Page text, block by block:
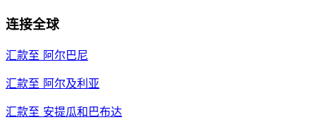
连接全球
汇款至 阿尔巴尼
汇款至 阿尔及利亚
汇款至 安提瓜和巴布达